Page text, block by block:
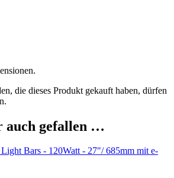
die dieses Produkt gekauft haben, dürfen
auch gefallen …